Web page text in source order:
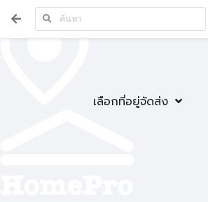
เลือกที่อยู่จัดส่ง